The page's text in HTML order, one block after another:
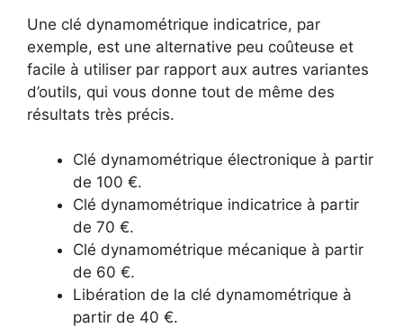
Une clé dynamométrique indicatrice, par
exemple, est une alternative peu coûteuse et
facile à utiliser par rapport aux autres variantes
d’outils, qui vous donne tout de même des
résultats très précis.
Clé dynamométrique électronique à partir
de 100 €.
Clé dynamométrique indicatrice à partir
de 70 €.
Clé dynamométrique mécanique à partir
de 60 €.
Libération de la clé dynamométrique à
partir de 40 €.